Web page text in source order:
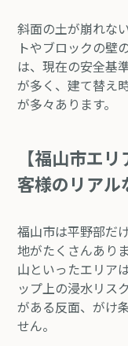
斜面の土が崩れな
トやブロックの壁
は、現在の安全基
が多く、建て替え
が多々あります。
【福山市エ
客様のリアル
福山市は平野部だ
地がたくさんあり
山といったエリア
ップ上の浸水リス
がある反面、がけ
せん。